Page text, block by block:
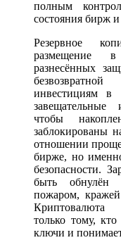
полным
состояния бирж и
Резервное
размещение в
разнесённых
инвестициям в
завещательные
чтобы
заблокированы
отношении
бирже, но
безопасности.
быть обнулён
пожаром,
Криптовалюта
только тому,
ключи и